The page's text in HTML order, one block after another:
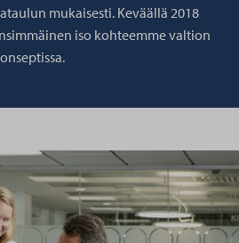
mukaisesti. Keväällä 2018
iso kohteemme valtion